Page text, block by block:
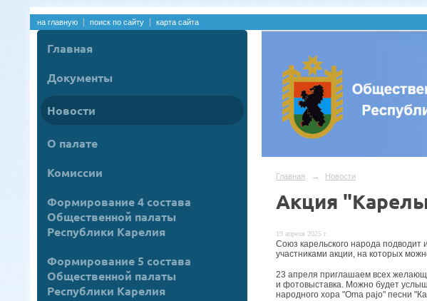
на главную поиск по сайту карта сайта
Главная
Документы
Новости
О палате
Комиссии
Формирование 4 состава
Общественной палаты
Республики Карелия
Формирование 5 состава
Общественной палаты
Республики Карелия
Главная → Новости
Акция
19 апреля 2025 г.
Союз карельского народа
участниками акции, на которых
23 апреля приглашаем всех
и фотовыставка. Можно будет
народного хора "Oma pajo" песни